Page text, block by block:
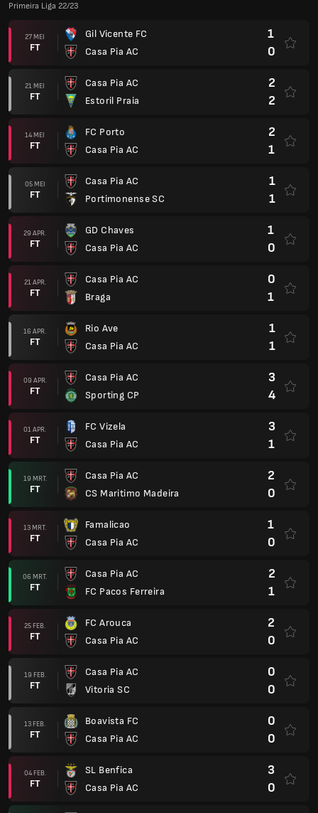
Primeira Liga 22/23
27 MEI
FT
Gil Vicente FC
Casa Pia AC
1
0
21 MEI
FT
Casa Pia AC
Estoril Praia
2
2
14 MEI
FT
FC Porto
Casa Pia AC
2
1
05 MEI
FT
Casa Pia AC
Portimonense SC
1
1
29 APR.
FT
GD Chaves
Casa Pia AC
1
0
21 APR.
FT
Casa Pia AC
Braga
0
1
16 APR.
FT
Rio Ave
Casa Pia AC
1
1
09 APR.
FT
Casa Pia AC
Sporting CP
3
4
01 APR.
FT
FC Vizela
Casa Pia AC
3
1
19 MRT.
FT
Casa Pia AC
CS Maritimo Madeira
2
0
13 MRT.
FT
Famalicao
Casa Pia AC
1
0
06 MRT.
FT
Casa Pia AC
FC Pacos Ferreira
2
1
25 FEB.
FT
FC Arouca
Casa Pia AC
2
0
19 FEB.
FT
Casa Pia AC
Vitoria SC
0
0
13 FEB.
FT
Boavista FC
Casa Pia AC
0
0
04 FEB.
FT
SL Benfica
Casa Pia AC
3
0